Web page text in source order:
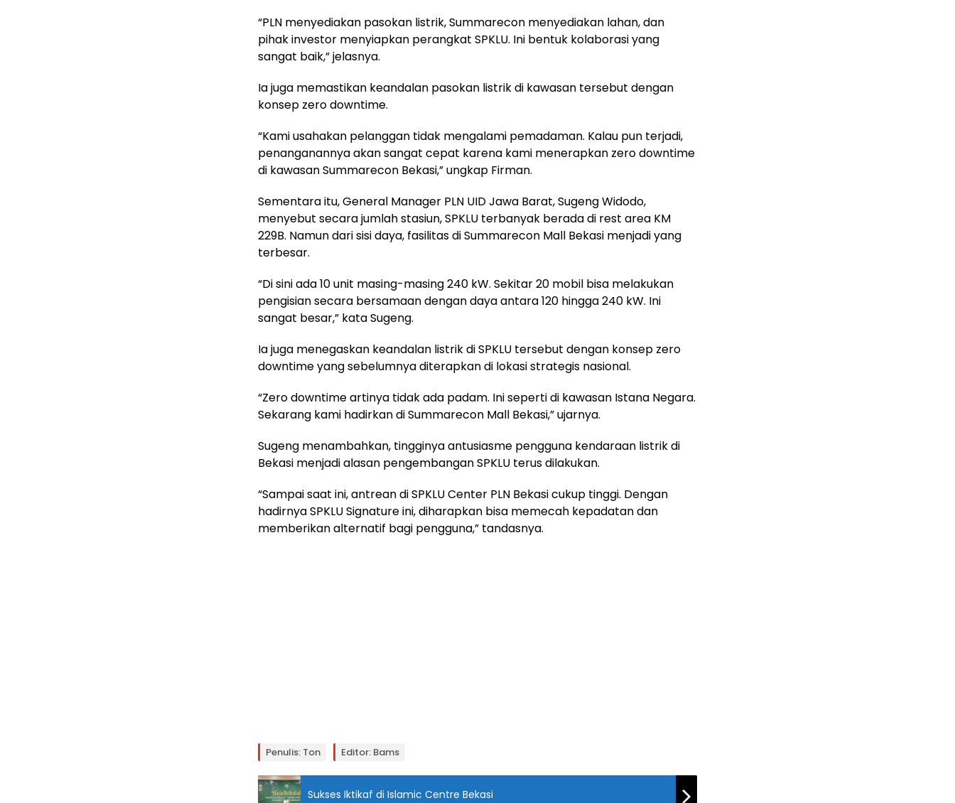
“PLN menyediakan pasokan listrik, Summarecon menyediakan lahan, dan
pihak investor menyiapkan perangkat SPKLU. Ini bentuk kolaborasi yang
sangat baik,” jelasnya.
Ia juga memastikan keandalan pasokan listrik di kawasan tersebut dengan
konsep zero downtime.
“Kami usahakan pelanggan tidak mengalami pemadaman. Kalau pun terjadi,
penanganannya akan sangat cepat karena kami menerapkan zero downtime
di kawasan Summarecon Bekasi,” ungkap Firman.
Sementara itu, General Manager PLN UID Jawa Barat, Sugeng Widodo,
menyebut secara jumlah stasiun, SPKLU terbanyak berada di rest area KM
229B. Namun dari sisi daya, fasilitas di Summarecon Mall Bekasi menjadi yang
terbesar.
“Di sini ada 10 unit masing-masing 240 kW. Sekitar 20 mobil bisa melakukan
pengisian secara bersamaan dengan daya antara 120 hingga 240 kW. Ini
sangat besar,” kata Sugeng.
Ia juga menegaskan keandalan listrik di SPKLU tersebut dengan konsep zero
downtime yang sebelumnya diterapkan di lokasi strategis nasional.
“Zero downtime artinya tidak ada padam. Ini seperti di kawasan Istana Negara.
Sekarang kami hadirkan di Summarecon Mall Bekasi,” ujarnya.
Sugeng menambahkan, tingginya antusiasme pengguna kendaraan listrik di
Bekasi menjadi alasan pengembangan SPKLU terus dilakukan.
“Sampai saat ini, antrean di SPKLU Center PLN Bekasi cukup tinggi. Dengan
hadirnya SPKLU Signature ini, diharapkan bisa memecah kepadatan dan
memberikan alternatif bagi pengguna,” tandasnya.
Penulis: Ton Editor: Bams
Sukses Iktikaf di Islamic Centre Bekasi